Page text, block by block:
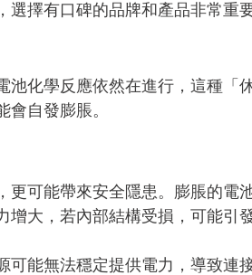
擇有口碑的品牌和產品非常重要
池化學反應依然在進行，這種「
自發膨脹。
可能帶來安全隱患。膨脹的電
增大，若內部結構受損，可能引
可能無法穩定提供電力，導致連